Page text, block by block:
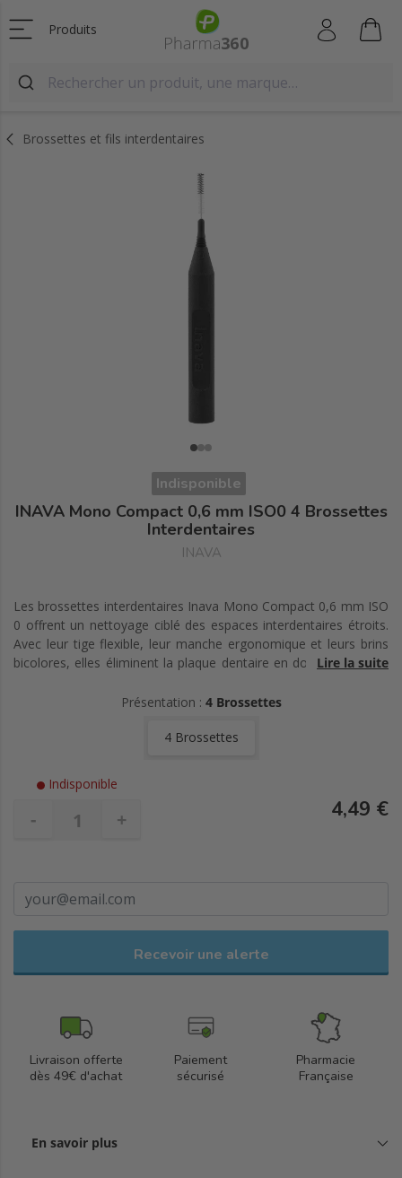
Produits
Brossettes et fils interdentaires
Indisponible
INAVA Mono Compact 0,6 mm ISO0 4 Brossettes
Interdentaires
INAVA
Les brossettes interdentaires Inava Mono Compact 0,6 mm ISO
0 offrent un nettoyage ciblé des espaces interdentaires étroits.
Avec leur tige flexible, leur manche ergonomique et leurs brins
bicolores, elles éliminent la plaque dentaire en douceur tout en
Lire la suite
Présentation : 4 Brossettes
4 Brossettes
Indisponible
- + 4,49 €
Recevoir une alerte
Livraison offerte
dès 49€ d'achat
Paiement
sécurisé
Pharmacie
Française
En savoir plus